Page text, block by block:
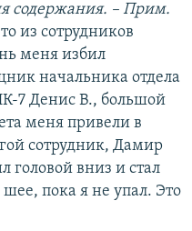
содержания. – Прим.
из сотрудников
меня избил
начальника отдела
7 Денис В., большой
меня привели в
сотрудник, Дамир
вниз и стал
пока я не упал. Это